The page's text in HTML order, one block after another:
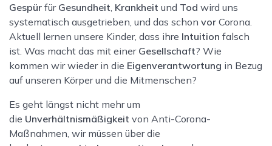
Gespür für Gesundheit Krankheit und Tod wird uns
systematisch ausgetrieben, und das schon vor Corona.
Aktuell lernen unsere Kinder, dass ihre Intuition falsch
ist. Was macht das mit einer Gesellschaft? Wie
kommen wir wieder in die Eigenverantwortung in Bezug
auf unseren Körper und die Mitmenschen?
Es geht längst nicht mehr um
die Unverhältnismäßigkeit von Anti-Corona-
Maßnahmen, wir müssen über die